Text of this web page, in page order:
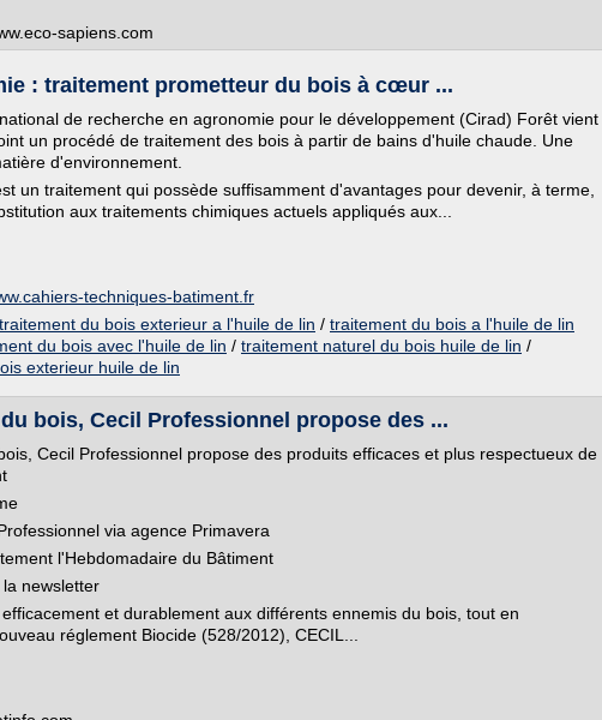
sapiens.com
: traitement prometteur du bois à cœur ...
de recherche en agronomie pour le développement (Cirad) Forêt vient
un procédé de traitement des bois à partir de bains d'huile chaude. Une
d'environnement.
un traitement qui possède suffisamment d'avantages pour devenir, à terme,
aux traitements chimiques actuels appliqués aux...
techniques-batiment.fr
traitement du bois exterieur a l'huile de lin / traitement du bois a l'huile de lin
du bois avec l'huile de lin / traitement naturel du bois huile de lin /
exterieur huile de lin
bois, Cecil Professionnel propose des ...
Cecil Professionnel propose des produits efficaces et plus respectueux de
via agence Primavera
l'Hebdomadaire du Bâtiment
newsletter
et durablement aux différents ennemis du bois, tout en
réglement Biocide (528/2012), CECIL...